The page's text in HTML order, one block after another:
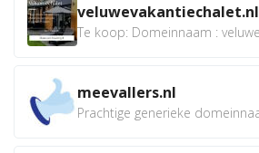
veluwevakantiechalet.nl
meevallers.nl